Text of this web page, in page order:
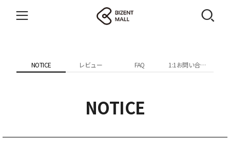
NOTICE レビュー FAQ 1:1お問い合わせ
NOTICE